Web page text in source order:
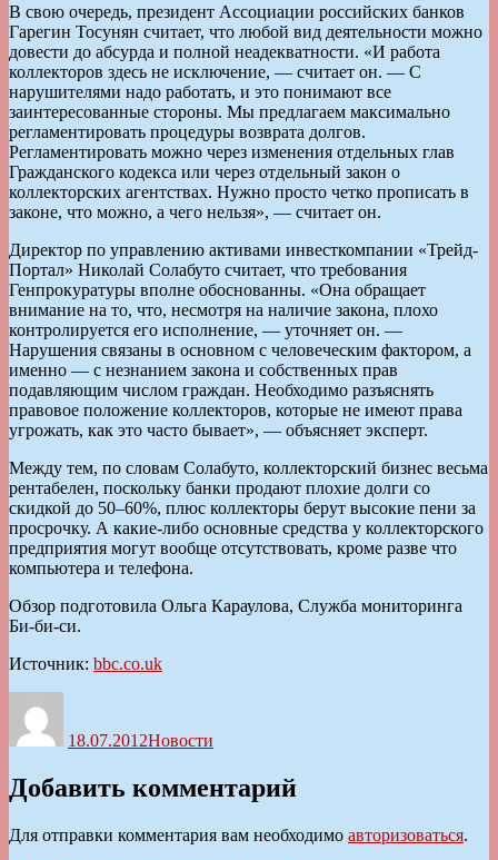
В свою очередь, президент Ассоциации российских банков
Гарегин Тосунян считает, что любой вид деятельности можно
довести до абсурда и полной неадекватности. «И работа
коллекторов здесь не исключение, — считает он. — С
нарушителями надо работать, и это понимают все
заинтересованные стороны. Мы предлагаем максимально
регламентировать процедуры возврата долгов.
Регламентировать можно через изменения отдельных глав
Гражданского кодекса или через отдельный закон о
коллекторских агентствах. Нужно просто четко прописать в
законе, что можно, а чего нельзя», — считает он.
Директор по управлению активами инвесткомпании «Трейд-
Портал» Николай Солабуто считает, что требования
Генпрокуратуры вполне обоснованны. «Она обращает
внимание на то, что, несмотря на наличие закона, плохо
контролируется его исполнение, — уточняет он. —
Нарушения связаны в основном с человеческим фактором, а
именно — с незнанием закона и собственных прав
подавляющим числом граждан. Необходимо разъяснять
правовое положение коллекторов, которые не имеют права
угрожать, как это часто бывает», — объясняет эксперт.
Между тем, по словам Солабуто, коллекторский бизнес весьма
рентабелен, поскольку банки продают плохие долги со
скидкой до 50–60%, плюс коллекторы берут высокие пени за
просрочку. А какие-либо основные средства у коллекторского
предприятия могут вообще отсутствовать, кроме разве что
компьютера и телефона.
Обзор подготовила Ольга Караулова, Служба мониторинга
Би-би-си.
Источник: bbc.co.uk
18.07.2012Новости
Добавить комментарий
Для отправки комментария вам необходимо авторизоваться.